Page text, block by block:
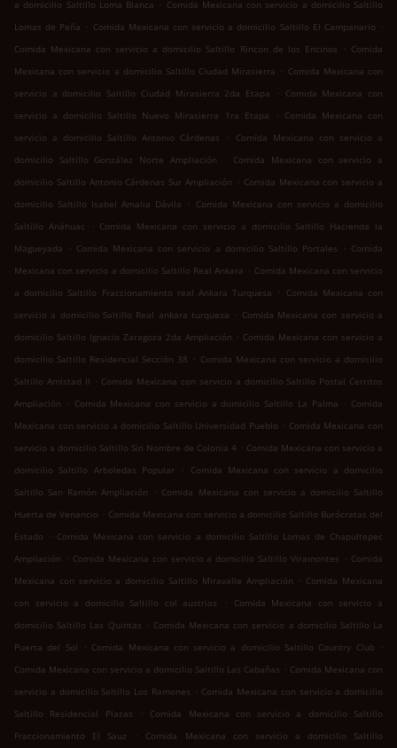
a domicilio Saltillo Loma Blanca
Comida Mexicana con servicio a domicilio Saltillo
Lomas de Peña . Comida Mexicana con servicio a domicilio Saltillo El Campanario .
Comida Mexicana con servicio a domicilio Saltillo Rincon de los Encinos
. Comida
Mexicana con servicio a domicilio Saltillo Ciudad Mirasierra . Comida Mexicana con
servicio a domicilio Saltillo Ciudad Mirasierra 2da Etapa
. Comida Mexicana con
servicio a domicilio Saltillo Nuevo Mirasierra 1ra Etapa
. Comida Mexicana con
servicio a domicilio Saltillo Antonio Cárdenas
. Comida Mexicana con servicio a
domicilio Saltillo González Norte Ampliación
. Comida Mexicana con servicio a
domicilio Saltillo Antonio Cárdenas Sur Ampliación . Comida Mexicana con servicio a
domicilio Saltillo Isabel Amalia Dávila
. Comida Mexicana con servicio a domicilio
Saltillo Anáhuac
. Comida Mexicana con servicio a domicilio Saltillo Hacienda la
Magueyada
. Comida Mexicana con servicio a domicilio Saltillo Portales . Comida
Mexicana con servicio a domicilio Saltillo Real Ankara . Comida Mexicana con servicio
a domicilio Saltillo Fraccionamiento real Ankara Turquesa
. Comida Mexicana con
servicio a domicilio Saltillo Real ankara turquesa . Comida Mexicana con servicio a
domicilio Saltillo Ignacio Zaragoza 2da Ampliación . Comida Mexicana con servicio a
domicilio Saltillo Residencial Sección 38 . Comida Mexicana con servicio a domicilio
Saltillo Amistad II . Comida Mexicana con servicio a domicilio Saltillo Postal Cerritos
Ampliación
. Comida Mexicana con servicio a domicilio Saltillo La Palma . Comida
Mexicana con servicio a domicilio Saltillo Universidad Pueblo . Comida Mexicana con
servicio a domicilio Saltillo Sin Nombre de Colonia 4 . Comida Mexicana con servicio a
domicilio Saltillo Arboledas Popular
.
Comida Mexicana con servicio a domicilio
Saltillo San Ramón Ampliación
. Comida Mexicana con servicio a domicilio Saltillo
Huerta de Venancio . Comida Mexicana con servicio a domicilio Saltillo Burócratas del
Estado
. Comida Mexicana con servicio a domicilio Saltillo Lomas de Chapultepec
Ampliación . Comida Mexicana con servicio a domicilio Saltillo Viramontes . Comida
Mexicana con servicio a domicilio Saltillo Miravalle Ampliación . Comida Mexicana
con servicio a domicilio Saltillo col austrias
.
Comida Mexicana con servicio a
domicilio Saltillo Las Quintas . Comida Mexicana con servicio a domicilio Saltillo La
Puerta del Sol
. Comida Mexicana con servicio a domicilio Saltillo Country Club
.
Comida Mexicana con servicio a domicilio Saltillo Las Cabañas . Comida Mexicana con
servicio a domicilio Saltillo Los Ramones . Comida Mexicana con servicio a domicilio
Saltillo Residencial Plazas
.
Comida Mexicana con servicio a domicilio Saltillo
Fraccionamiento El Sauz
.
Comida Mexicana con servicio a domicilio Saltillo